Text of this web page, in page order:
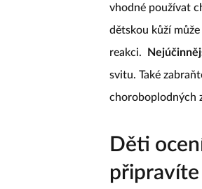
vhodné používat
dětskou kůží
reakci.
svitu. Také
choroboplodných
Děti
připravíte